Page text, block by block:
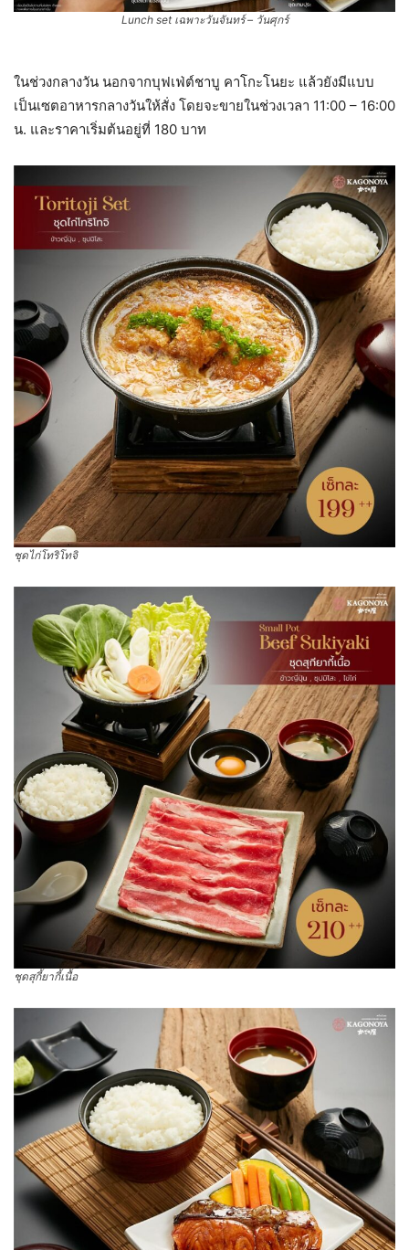
Lunch set เฉพาะวันจันทร์ – วันศุกร์
ในช่วงกลางวัน นอกจากบุฟเฟ่ต์ชาบู คาโกะโนยะ แล้วยังมีแบบ
เป็นเซตอาหารกลางวันให้สั่ง โดยจะขายในช่วงเวลา 11:00 – 16:00
น. และราคาเริ่มต้นอยู่ที่ 180 บาท
ชุดไก่โทริโทจิ
ชุดสุกี้ยากี้เนื้อ